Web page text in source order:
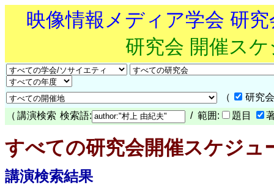
映像情報メディア学会 研
研究会 開催ス
（
研究
（ 講演検索 検索語: / 範囲: 題目
すべての研究会開催スケジュ
講演検索結果